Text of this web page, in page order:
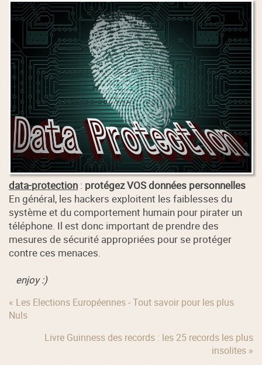
data-protection : protégez VOS données personnelles
En général, les hackers exploitent les faiblesses du
système et du comportement humain pour pirater un
téléphone. Il est donc important de prendre des
mesures de sécurité appropriées pour se protéger
contre ces menaces.
enjoy :)
« Les Elections Européennes - Tout savoir pour les plus
Nuls
Livre Guinness des records : les 25 records les plus
insolites »